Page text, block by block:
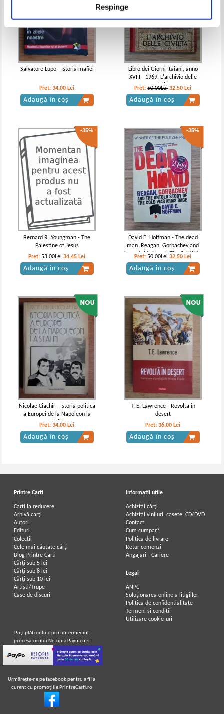
Respinge
Salvatore Lupo - Istoria mafiei
Pret:34,00 Lei
Adaugă în coș
Libro dei Giorni Itaiani, anno
XVIII - 1969. L'archivio delle
civilta
Pret:50,00Lei 32,50 Lei
Adaugă în coș
-35%
Bernard R. Youngman - The
Palestine of Jesus
Pret:53,00Lei 34,45 Lei
Adaugă în coș
-35%
David E. Hoffman - The dead
man. Reagan, Gorbachev and
the untold story of The Cold War
arms race
Pret:50,00Lei 32,50 Lei
Adaugă în coș
Nicolae Ciachir - Istoria politica
a Europei de la Napoleon la
Stalin
Pret:34,00 Lei
Adaugă în coș
T. E. Lawrence - Revolta in
desert
Pret:36,00 Lei
Adaugă în coș
Printre Carti
Carți la reducere
Arhivă carți
Autori
Edituri
Colecții
Cele mai căutate cărți
Blog Printre Carti
Cărţi sub 5 lei
Cărţi sub 8 lei
Cărţi sub 10 lei
Artiști/Trupe
Case de discuri
Informatii utile
Achizitii cărți
Achizitii viniluri, casete, CD/DVD
Contact
Cum cumpar?
Politica de livrare
Retur comenzi
Angajari - Cariere
Legal
ANPC
Soluționarea online a litigiilor
Politica de confidentialitate
Termeni si conditii
Utilizare cookie-uri
Poţi plăti online prin intermediul
procesatorului Netopia Payments
Urmăreşte-ne pe facebook pentru a fi la
curent cu promoţiile PrintreCarti.ro